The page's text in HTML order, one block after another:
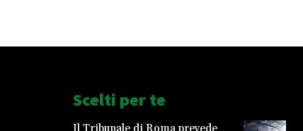
Scelti per te